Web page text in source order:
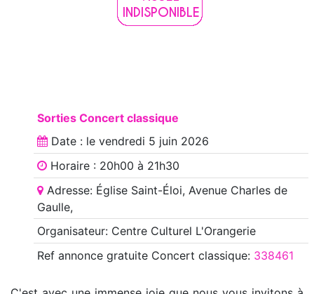
Sorties Concert classique
Date : le vendredi 5 juin 2026
Horaire : 20h00 à 21h30
Adresse: Église Saint-Éloi, Avenue Charles de
Gaulle,
Organisateur: Centre Culturel L'Orangerie
Ref annoncegratuite Concert classique: 338461